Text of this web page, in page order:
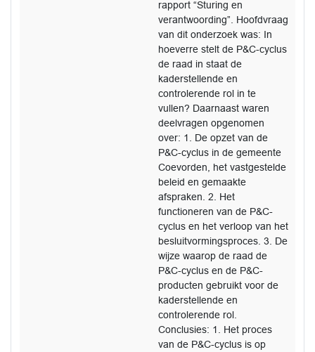
rapport “Sturing en
verantwoording”. Hoofdvraag
van dit onderzoek was: In
hoeverre stelt de P&C-cyclus
de raad in staat de
kaderstellende en
controlerende rol in te
vullen? Daarnaast waren
deelvragen opgenomen
over: 1. De opzet van de
P&C-cyclus in de gemeente
Coevorden, het vastgestelde
beleid en gemaakte
afspraken. 2. Het
functioneren van de P&C-
cyclus en het verloop van het
besluitvormingsproces. 3. De
wijze waarop de raad de
P&C-cyclus en de P&C-
producten gebruikt voor de
kaderstellende en
controlerende rol.
Conclusies: 1. Het proces
van de P&C-cyclus is op